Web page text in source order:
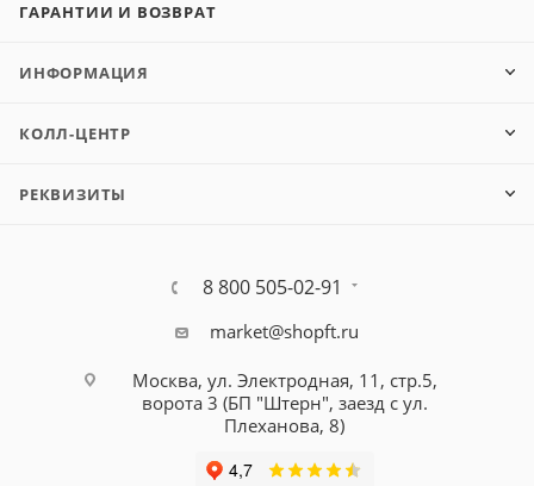
ГАРАНТИИ И ВОЗВРАТ
ИНФОРМАЦИЯ
КОЛЛ-ЦЕНТР
РЕКВИЗИТЫ
8 800 505-02-91
market@shopft.ru
Москва, ул. Электродная, 11, стр.5,
ворота 3 (БП "Штерн", заезд с ул.
Плеханова, 8)